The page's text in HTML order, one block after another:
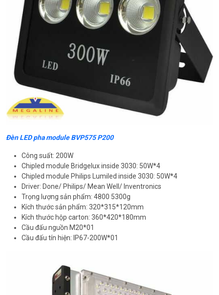
Đèn LED pha module BVP575 P200
Công suất: 200W
Chipled module Bridgelux inside 3030: 50W*4
Chipled module Philips Lumiled inside 3030: 50W*4
Driver: Done/ Philips/ Mean Well/ Inventronics
Trọng lượng sản phẩm: 4800 5300g
Kích thước sản phẩm: 320*315*120mm
Kích thước hộp carton: 360*420*180mm
Cầu đấu nguồn M20*01
Cầu đấu tín hiện: IP67-200W*01